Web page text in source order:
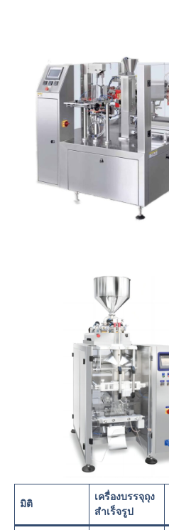
มิติ
เครื่องบรรจุถุง
สำเร็จรูป